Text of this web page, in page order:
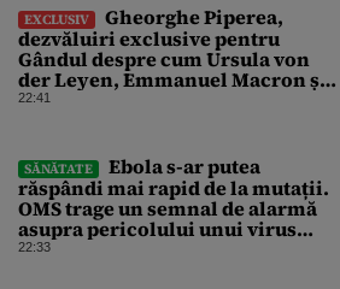
EXCLUSIV
Gheorghe Piperea,
dezvăluiri exclusive pentru
Gândul despre cum Ursula von
der Leyen, Emmanuel Macron și
Zelenski plănuiesc pe Signal să îl
22:41
SĂNĂTATE
Ebola s-ar putea
răspândi mai rapid de la mutații.
OMS trage un semnal de alarmă
asupra pericolului unui virus
pentru care nu există vaccin
22:33